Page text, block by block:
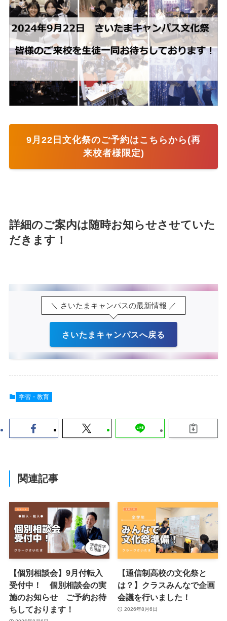
9月22日文化祭のご予約はこちらから(再
来校者様限定)
詳細のご案内は随時お知らせさせていた
だきます！
＼ さいたまキャンパスの最新情報 ／
さいたまキャンパスへ戻る
学習・教育
関連記事
【個別相談会】9月付転入
受付中！ 個別相談会の実
施のお知らせ ご予約お待
ちしております！
【通信制高校の文化祭と
は？】クラスみんなで企画
会議を行いました！
2026年8月6日